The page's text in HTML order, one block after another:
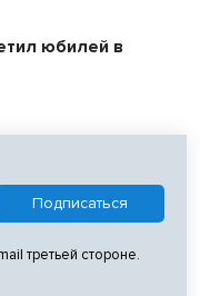
юбилей в
третьей стороне.